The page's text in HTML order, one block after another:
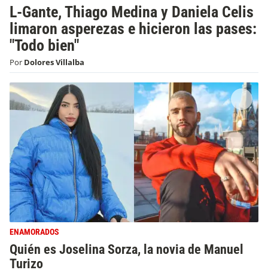
L-Gante, Thiago Medina y Daniela Celis
limaron asperezas e hicieron las pases:
"Todo bien"
Por Dolores Villalba
ENAMORADOS
Quién es Joselina Sorza, la novia de Manuel
Turizo